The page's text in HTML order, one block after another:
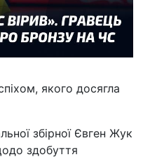
якого досягла
збірної Євген Жук
здобуття